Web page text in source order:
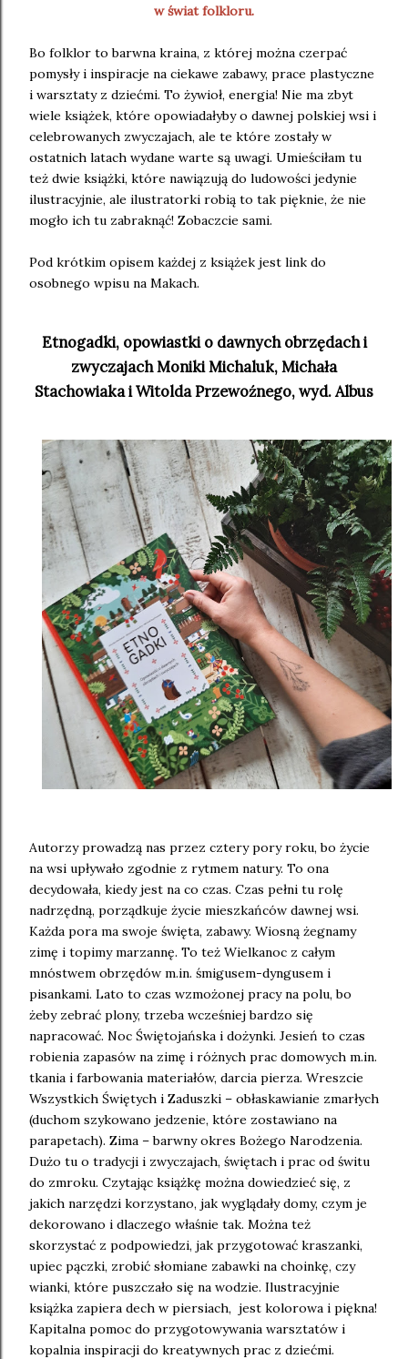
w świat folkloru.
Bo folklor to barwna kraina, z której można czerpać
pomysły i inspiracje na ciekawe zabawy, prace plastyczne
i warsztaty z dziećmi. To żywioł, energia! Nie ma zbyt
wiele książek, które opowiadałyby o dawnej polskiej wsi i
celebrowanych zwyczajach, ale te które zostały w
ostatnich latach wydane warte są uwagi. Umieściłam tu
też dwie książki, które nawiązują do ludowości jedynie
ilustracyjnie, ale ilustratorki robią to tak pięknie, że nie
mogło ich tu zabraknąć! Zobaczcie sami.
Pod krótkim opisem każdej z książek jest link do
osobnego wpisu na Makach.
Etnogadki, opowiastki o dawnych obrzędach i
zwyczajach Moniki Michaluk, Michała
Stachowiaka i Witolda Przewoźnego, wyd. Albus
Autorzy prowadzą nas przez cztery pory roku, bo życie
na wsi upływało zgodnie z rytmem natury. To ona
decydowała, kiedy jest na co czas. Czas pełni tu rolę
nadrzędną, porządkuje życie mieszkańców dawnej wsi.
Każda pora ma swoje święta, zabawy. Wiosną żegnamy
zimę i topimy marzannę. To też Wielkanoc z całym
mnóstwem obrzędów m.in. śmigusem-dyngusem i
pisankami. Lato to czas wzmożonej pracy na polu, bo
żeby zebrać plony, trzeba wcześniej bardzo się
napracować. Noc Świętojańska i dożynki. Jesień to czas
robienia zapasów na zimę i różnych prac domowych m.in.
tkania i farbowania materiałów, darcia pierza. Wreszcie
Wszystkich Świętych i Zaduszki – obłaskawianie zmarłych
(duchom szykowano jedzenie, które zostawiano na
parapetach). Zima – barwny okres Bożego Narodzenia.
Dużo tu o tradycji i zwyczajach, świętach i prac od świtu
do zmroku. Czytając książkę można dowiedzieć się, z
jakich narzędzi korzystano, jak wyglądały domy, czym je
dekorowano i dlaczego właśnie tak. Można też
skorzystać z podpowiedzi, jak przygotować kraszanki,
upiec pączki, zrobić słomiane zabawki na choinkę, czy
wianki, które puszczało się na wodzie. Ilustracyjnie
książka zapiera dech w piersiach, jest kolorowa i piękna!
Kapitalna pomoc do przygotowywania warsztatów i
kopalnia inspiracji do kreatywnych prac z dziećmi.